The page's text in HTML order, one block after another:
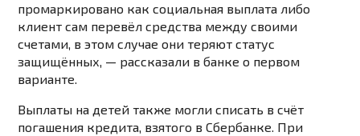
промаркировано как социальная выплата либо
клиент сам перевёл средства между своими
счетами, в этом случае они теряют статус
защищённых, — рассказали в банке о первом
варианте.
Выплаты на детей также могли списать в счёт
погашения кредита, взятого в Сбербанке. При